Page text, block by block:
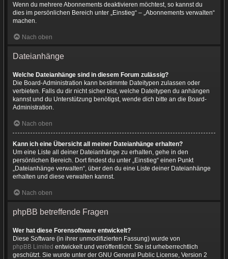
Wenn du mehrere Abonnements deaktivieren möchtest, so kannst du
dies im persönlichen Bereich unter „Einstieg“ – „Abonnements verwalten“
machen.
Nach oben
Dateianhänge
Welche Dateianhänge sind in diesem Forum zulässig?
Die Board-Administration kann bestimmte Dateitypen zulassen oder
verbieten. Falls du dir nicht sicher bist, welche Dateitypen du anhängen
kannst und du Unterstützung benötigst, wende dich bitte an die Board-
Administration.
Nach oben
Kann ich eine Übersicht all meiner Dateianhänge erhalten?
Um eine Liste all deiner Dateianhänge zu erhalten, gehe in den
persönlichen Bereich. Dort findest du unter „Einstieg“ einen Punkt
„Dateianhänge verwalten“, über den du eine Liste deiner Dateianhänge
erhalten und diese verwalten kannst.
Nach oben
phpBB betreffende Fragen
Wer hat diese Forensoftware entwickelt?
Diese Software (in ihrer unmodifizierten Fassung) wurde von
phpBB Limited entwickelt und veröffentlicht. Sie ist urheberrechtlich
geschützt. Sie wurde unter der GNU General Public License, Version 2